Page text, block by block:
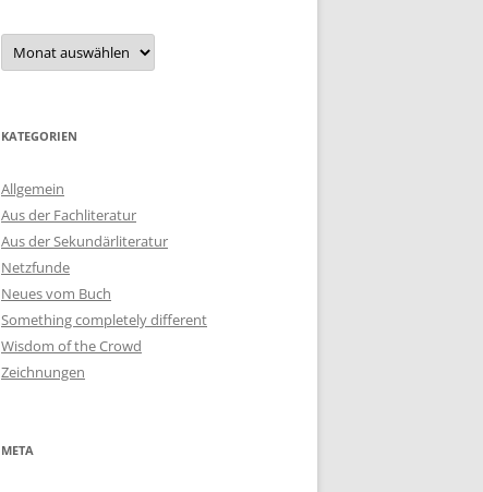
Archiv
KATEGORIEN
Allgemein
Aus der Fachliteratur
Aus der Sekundärliteratur
Netzfunde
Neues vom Buch
Something completely different
Wisdom of the Crowd
Zeichnungen
META